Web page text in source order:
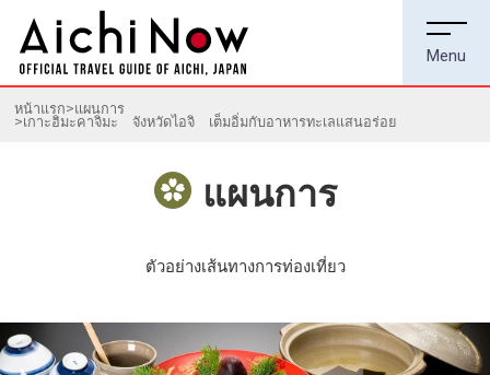
หน้าแรก แผนการ
เกาะฮิมะคาจิมะ จังหวัดไอจิ เต็มอิ่มกับอาหารทะเลแสนอร่อย
แผนการ
ตัวอย่างเส้นทางการท่องเที่ยว